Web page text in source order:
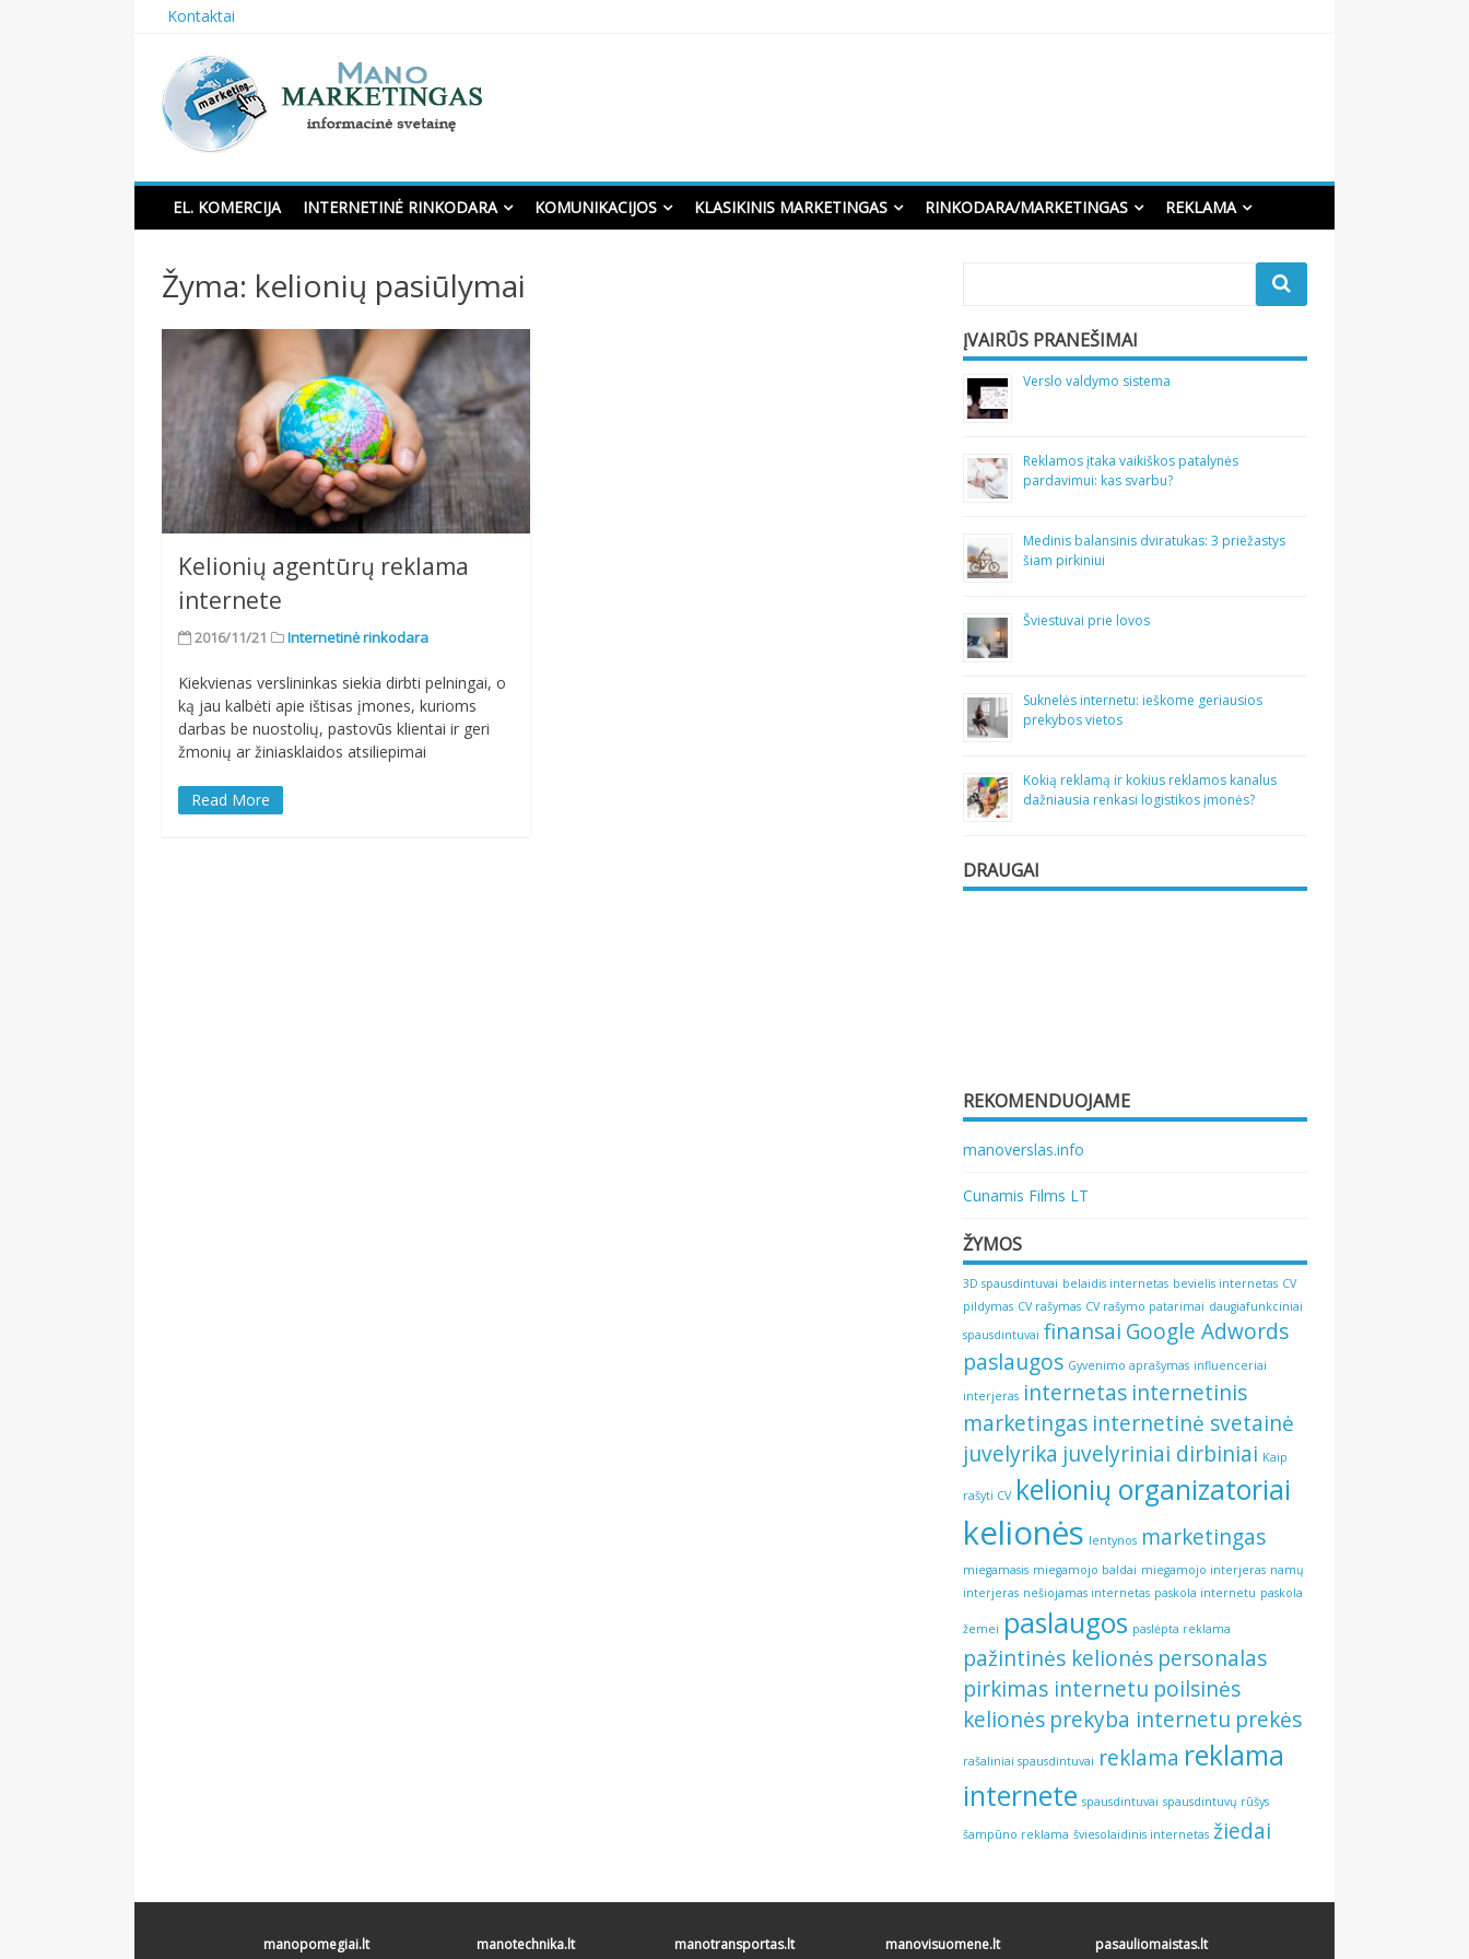
content
Kontaktai
Manomarketingas.lt
EL. KOMERCIJA INTERNETINĖ RINKODARA KOMUNIKACIJOS KLASIKINIS MARKETINGAS RINKODARA/MARKETINGAS REKLAMA
Žyma: kelionių pasiūlymai
Kelionių agentūrų reklama
internete
2016/11/21 Internetinė rinkodara
Kiekvienas verslininkas siekia dirbti pelningai, o
ką jau kalbėti apie ištisas įmones, kurioms
darbas be nuostolių, pastovūs klientai ir geri
žmonių ar žiniasklaidos atsiliepimai
Read More
ĮVAIRŪS PRANEŠIMAI
Verslo valdymo sistema
Reklamos įtaka vaikiškos patalynės
pardavimui: kas svarbu?
Medinis balansinis dviratukas: 3 priežastys
šiam pirkiniui
Šviestuvai prie lovos
Suknelės internetu: ieškome geriausios
prekybos vietos
Kokią reklamą ir kokius reklamos kanalus
dažniausia renkasi logistikos įmonės?
DRAUGAI
REKOMENDUOJAME
manoverslas.info
Cunamis Films LT
ŽYMOS
3D spausdintuvai belaidis internetas bevielis internetas CV
pildymas CV rašymas CV rašymo patarimai daugiafunkciniai
spausdintuvai finansai Google Adwords
paslaugos Gyvenimo aprašymas influenceriai
interjeras internetas internetinis
marketingas internetinė svetainė
juvelyrika juvelyriniai dirbiniai Kaip
rašyti CV kelionių organizatoriai
kelionės lentynos marketingas
miegamasis miegamojo baldai miegamojo interjeras namų
interjeras nešiojamas internetas paskola internetu paskola
žemei paslaugos paslėpta reklama
pažintinės kelionės personalas
pirkimas internetu poilsinės
kelionės prekyba internetu prekės
rašaliniai spausdintuvai reklama reklama
internete spausdintuvai spausdintuvų rūšys
šampūno reklama šviesolaidinis internetas žiedai
manopomegiai.lt manotechnika.lt manotransportas.lt manovisuomene.lt pasauliomaistas.lt